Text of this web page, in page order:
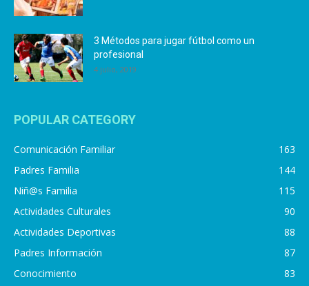
3 Métodos para jugar fútbol como un
profesional
4 julio, 2019
POPULAR CATEGORY
Comunicación Familiar
163
Padres Familia
144
Niñ@s Familia
115
Actividades Culturales
90
Actividades Deportivas
88
Padres Información
87
Conocimiento
83